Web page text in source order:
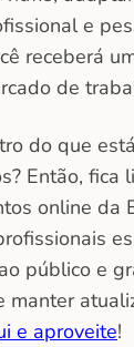
e
receberá
de
do que
Então, fica
online da
público e
manter
e aproveite!